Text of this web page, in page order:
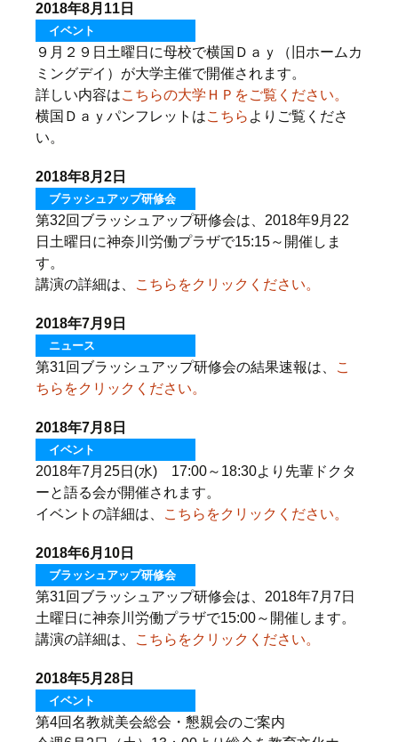
2018年8月11日
イベント
９月２９日土曜日に母校で横国Ｄａｙ（旧ホームカ
ミングデイ）が大学主催で開催されます。
詳しい内容はこちらの大学ＨＰをご覧ください。
横国Ｄａｙパンフレットはこちら よりご覧くださ
い。
2018年8月2日
ブラッシュアップ研修会
第32回ブラッシュアップ研修会は、2018年9月22
日土曜日に神奈川労働プラザで15:15～開催しま
す。
講演の詳細は、
こちらをクリックください。
2018年7月9日
ニュース
第31回ブラッシュアップ研修会の結果速報は、
こ
ちらをクリックください。
2018年7月8日
イベント
2018年7月25日(水) 17:00～18:30より先輩ドクタ
ーと語る会が開催されます。
イベントの詳細は、
こちらをクリックください。
2018年6月10日
ブラッシュアップ研修会
第31回ブラッシュアップ研修会は、2018年7月7日
土曜日に神奈川労働プラザで15:00～開催します。
講演の詳細は、
こちらをクリックください。
2018年5月28日
イベント
第4回名教就美会総会・懇親会のご案内